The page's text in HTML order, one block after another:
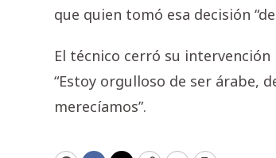
que quien tomó esa decisión
El técnico cerró su
“Estoy orgulloso de ser árabe,
merecíamos”.